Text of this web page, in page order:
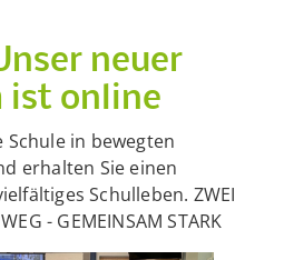
neuer
ist online
Schule in bewegten
erhalten Sie einen
Schulleben. ZWEI
- GEMEINSAM STARK